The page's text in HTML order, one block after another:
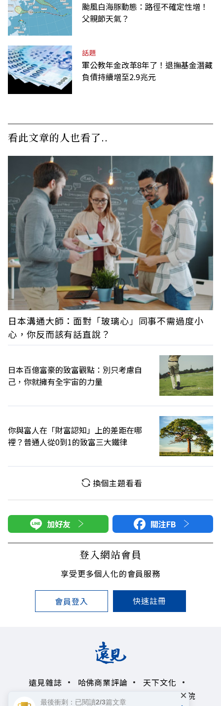
颱風白海豚動態：路徑不確定性增！
父親節天氣？
話題
軍公教年金改革8年了！退撫基金潛藏
負債持續增至2.9兆元
看此文章的人也看了..
日本溝通大師：面對「玻璃心」同事不需過度小
心，你反而該有話直說？
日本百億富豪的致富觀點：別只考慮自
己，你就擁有全宇宙的力量
你與富人在「財富認知」上的差距在哪
裡？普通人從0到1的致富三大鐵律
換個主題看看
加好友 關注FB
登入網站會員
享受更多個人化的會員服務
會員登入 快速註冊
遠見雜誌 哈佛商業評論
天下文化
未來親子學習平台
領導影響力學院
最後衝刺：已閱讀2/3篇文章 ×